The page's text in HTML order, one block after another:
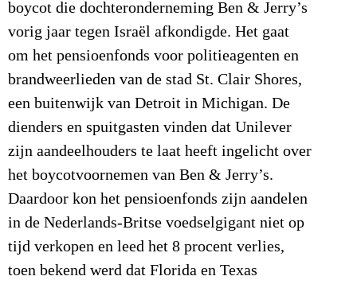
boycot die dochteronderneming Ben & Jerry’s
vorig jaar tegen Israël afkondigde. Het gaat
om het pensioenfonds voor politieagenten en
brandweerlieden van de stad St. Clair Shores,
een buitenwijk van Detroit in Michigan. De
dienders en spuitgasten vinden dat Unilever
zijn aandeelhouders te laat heeft ingelicht over
het boycotvoornemen van Ben & Jerry’s.
Daardoor kon het pensioenfonds zijn aandelen
in de Nederlands-Britse voedselgigant niet op
tijd verkopen en leed het 8 procent verlies,
toen bekend werd dat Florida en Texas